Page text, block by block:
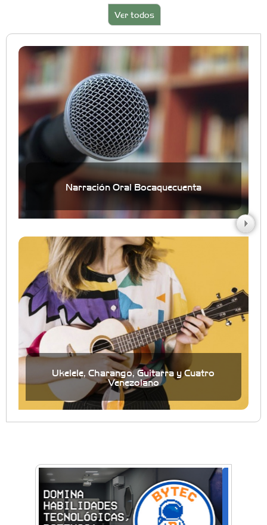
Ver todos
Narración Oral Bocaquecuenta
Ukelele, Charango, Guitarra y Cuatro
Venezolano